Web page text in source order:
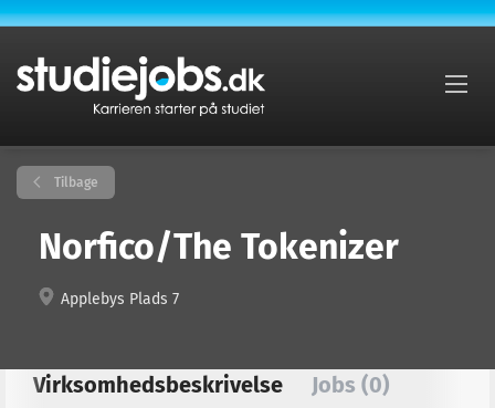
Tilbage
Norfico/The Tokenizer
Applebys Plads 7
Virksomhedsbeskrivelse Jobs (0)